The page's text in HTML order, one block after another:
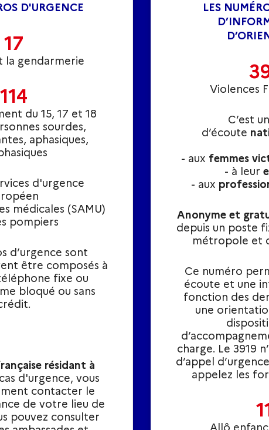
D'URGENCE
17
la gendarmerie
114
du 15, 17 et 18
sourdes,
aphasiques,
d'urgence
médicales (SAMU)
pompiers
d’urgence sont
être composés à
fixe ou
bloqué ou sans
résidant à
d'urgence, vous
contacter le
de votre lieu de
pouvez consulter
LES
Violences
C’est
d’écoute
- aux femmes
- à leur
- aux
Anonyme et
depuis un poste
métropole et
Ce numéro
écoute et une
fonction des
une
charge. Le 3919
d’appel
appelez les
Allô